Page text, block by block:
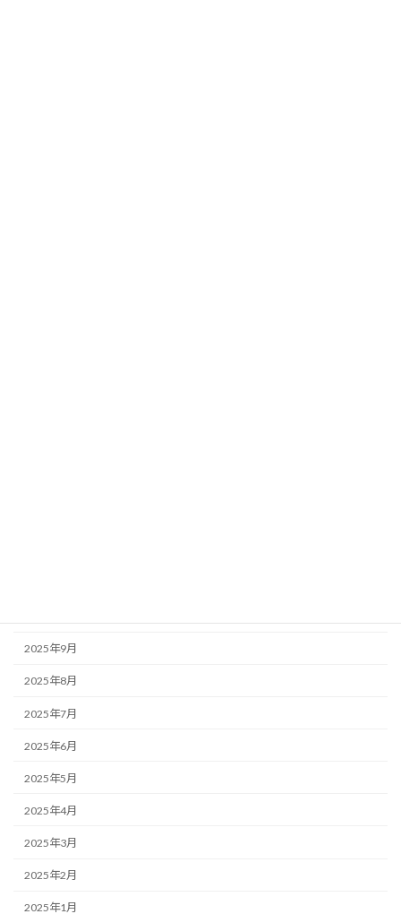
2025年9月
2025年8月
2025年7月
2025年6月
2025年5月
2025年4月
2025年3月
2025年2月
2025年1月